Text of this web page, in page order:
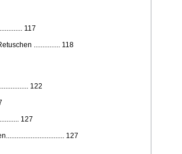
117
............... 118
122
127
127